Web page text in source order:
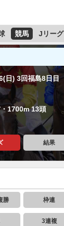
競馬 Jリーグ
日) 3回福島8日目
1700m 13頭
結果
勝 枠連
3連複